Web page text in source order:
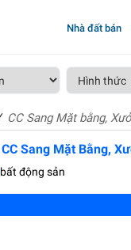
Nhà đất bán
CC Sang Mặt bằng,
Sang Mặt Bằng,
bất động sản